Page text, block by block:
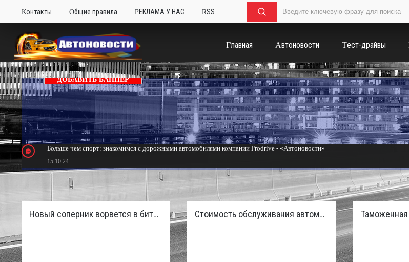
Контакты Общие правила РЕКЛАМА У НАС RSS
Главная Автоновости Тест-драйвы
ДОБАВИТЬ БАННЕР
Больше чем спорт: знакомимся с дорожными автомобилями компании Prodrive - «Автоновости»
15.10.24
Тюнинг Mitsubishi Eclipse. Самый быстрый передний привод России с бензиновым мотором - «Тюнинг и автоспорт»
Новый соперник ворвется в битву пикапов: Sinotruk S7 с дизелем и 4×4 готовят к старту в России Стоимость обслуживания автомобилей в России вырастет из-за дефицита кадров